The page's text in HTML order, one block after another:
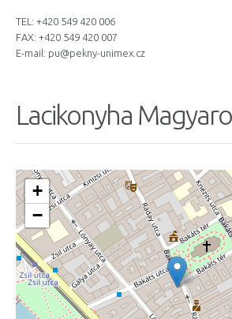
TEL: +420 549 420 006
FAX: +420 549 420 007
E-mail: pu@pekny-unimex.cz
Lacikonyha
+
−